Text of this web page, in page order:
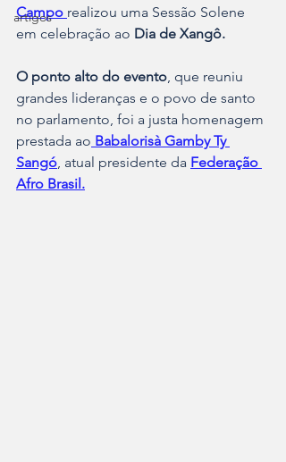
artigos
Campo realizou uma Sessão Solene
em celebração ao Dia de Xangô.
O ponto alto do evento, que reuniu
grandes lideranças e o povo de santo
no parlamento, foi a justa homenagem
prestada ao Babalorisà Gamby Ty
Sangó, atual presidente da Federação
Afro Brasil.